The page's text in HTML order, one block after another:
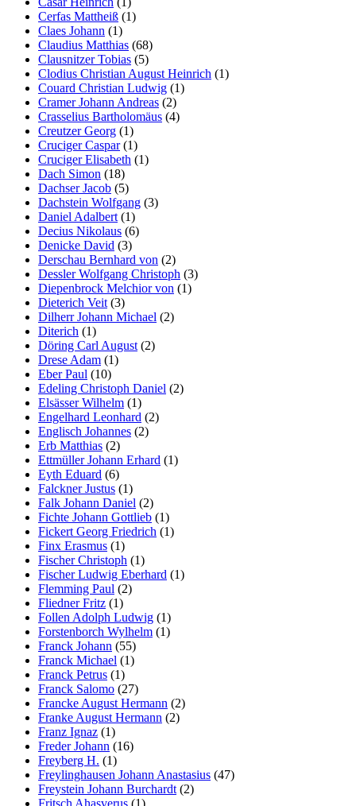
Cerfas Mattheiß (1)
Claes Johann (1)
Claudius Matthias (68)
Clausnitzer Tobias (5)
Clodius Christian August Heinrich (1)
Couard Christian Ludwig (1)
Cramer Johann Andreas (2)
Crasselius Bartholomäus (4)
Creutzer Georg (1)
Cruciger Caspar(1)
Cruciger Elisabeth (1)
Dach Simon (18)
Dachser Jacob (5)
Dachstein Wolfgang (3)
Daniel Adalbert (1)
Decius Nikolaus (6)
Denicke David (3)
Derschau Bernhard von (2)
Dessler Wolfgang Christoph (3)
Diepenbrock Melchior von (1)
Dieterich Veit (3)
Dilherr Johann Michael (2)
Diterich (1)
Döring Carl August (2)
Drese Adam (1)
Eber Paul (10)
Edeling Christoph Daniel (2)
Elsässer Wilhelm (1)
Engelhard Leonhard (2)
Englisch Johannes (2)
Erb Matthias (2)
Ettmüller Johann Erhard (1)
Eyth Eduard (6)
Falckner Justus (1)
Falk Johann Daniel (2)
Fichte Johann Gottlieb (1)
Fickert Georg Friedrich (1)
Finx Erasmus (1)
Fischer Christoph (1)
Fischer Ludwig Eberhard (1)
Flemming Paul (2)
Fliedner Fritz (1)
Follen Adolph Ludwig (1)
Forstenborch Wylhelm (1)
Franck Johann (55)
Franck Michael (1)
Franck Petrus (1)
Franck Salomo (27)
Francke August Hermann (2)
Franke August Hermann (2)
Franz Ignaz (1)
Freder Johann (16)
Freyberg H. (1)
Freylinghausen Johann Anastasius (47)
Freystein Johann Burchardt (2)
Fritsch Ahasverus (1)